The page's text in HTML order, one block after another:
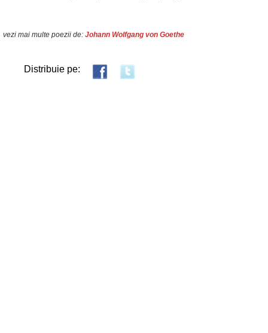
vezi mai multe poezii de: Johann Wolfgang von Goethe
Distribuie pe: